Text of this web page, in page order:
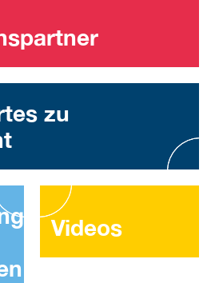
zu
Videos